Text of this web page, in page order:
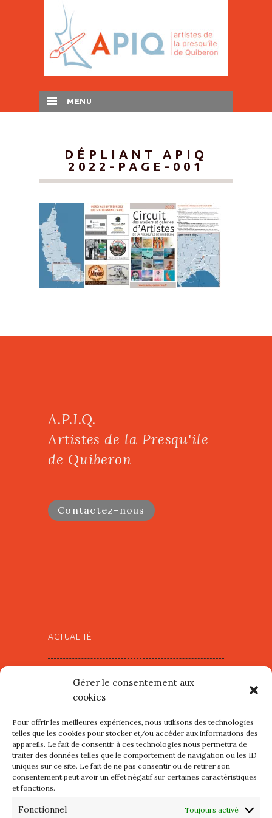
Gérer le consentement aux
cookies
Pour offrir les meilleures expériences, nous utilisons des technologies
telles que les cookies pour stocker et/ou accéder aux informations des
appareils. Le fait de consentir à ces technologies nous permettra de
traiter des données telles que le comportement de navigation ou les ID
uniques sur ce site. Le fait de ne pas consentir ou de retirer son
consentement peut avoir un effet négatif sur certaines caractéristiques
et fonctions.
Fonctionnel Toujours activé
MENU
DÉPLIANT APIQ
2022-PAGE-001
A.P.I.Q.
Artistes de la Presqu'ile
de Quiberon
Contactez-nous
ACTUALITÉ
mercredi 12 et jeudi 13 août
2026
Les petits formats du Port
d’Orange : Mercredi 22 juillet de
10h à 20h